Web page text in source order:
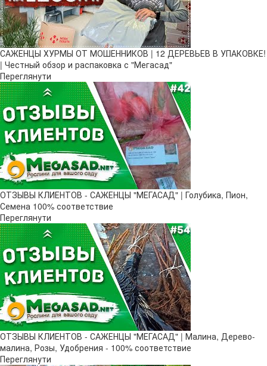
САЖЕНЦЫ ХУРМЫ ОТ МОШЕННИКОВ | 12 ДЕРЕВЬЕВ В УПАКОВКЕ!
| Честный обзор и распаковка с "Мегасад"
Переглянути
ОТЗЫВЫ КЛИЕНТОВ - САЖЕНЦЫ "МЕГАСАД" | Голубика, Пион,
Семена 100% соответствие
Переглянути
ОТЗЫВЫ КЛИЕНТОВ - САЖЕНЦЫ "МЕГАСАД" | Малина, Дерево-
малина, Розы, Удобрения - 100% соответствие
Переглянути